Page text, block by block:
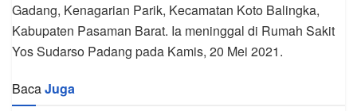
Gadang, Kenagarian Parik, Kecamatan Koto Balingka,
Kabupaten Pasaman Barat. Ia meninggal di Rumah Sakit
Yos Sudarso Padang pada Kamis, 20 Mei 2021.
BacaJuga